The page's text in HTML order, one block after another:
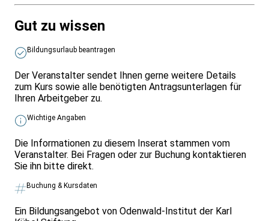
Gut zu wissen
Bildungsurlaub beantragen
Der Veranstalter sendet Ihnen gerne weitere Details
zum Kurs sowie alle benötigten Antragsunterlagen für
Ihren Arbeitgeber zu.
Wichtige Angaben
Die Informationen zu diesem Inserat stammen vom
Veranstalter. Bei Fragen oder zur Buchung kontaktieren
Sie ihn bitte direkt.
Buchung & Kursdaten
Ein Bildungsangebot von Odenwald-Institut der Karl